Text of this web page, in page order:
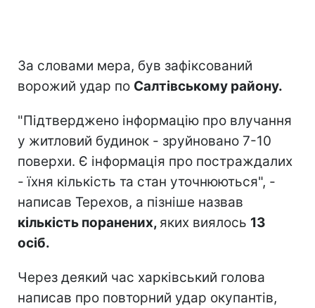
За словами мера, був зафіксований
ворожий удар по Салтівському району.
"Підтверджено інформацію про влучання
у житловий будинок - зруйновано 7-10
поверхи. Є інформація про постраждалих
- їхня кількість та стан уточнюються", -
написав Терехов, а пізніше назвав
кількість поранених, яких виялось 13
осіб.
Через деякий час харківський голова
написав про повторний удар окупантів,